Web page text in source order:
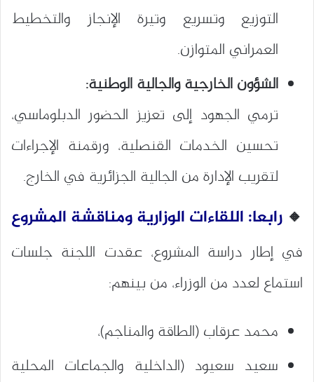
التوزيع وتسريع وتيرة الإنجاز والتخطيط
العمراني المتوازن.
الشؤون الخارجية والجالية الوطنية:
ترمي الجهود إلى تعزيز الحضور الدبلوماسي،
تحسين الخدمات القنصلية، ورقمنة الإجراءات
لتقريب الإدارة من الجالية الجزائرية في الخارج.
🔸 رابعا: اللقاءات الوزارية ومناقشة المشروع
في إطار دراسة المشروع، عقدت اللجنة جلسات
استماع لعدد من الوزراء، من بينهم:
محمد عرقاب (الطاقة والمناجم)،
سعيد سعيود (الداخلية والجماعات المحلية